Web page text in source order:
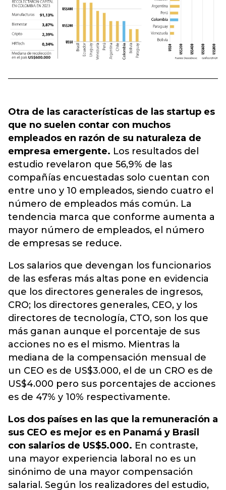
Otra de las características de las startup es
que no suelen contar con muchos
empleados en razón de su naturaleza de
empresa emergente. Los resultados del
estudio revelaron que 56,9% de las
compañías encuestadas solo cuentan con
entre uno y 10 empleados, siendo cuatro el
número de empleados más común. La
tendencia marca que conforme aumenta a
mayor número de empleados, el número
de empresas se reduce.
Los salarios que devengan los funcionarios
de las esferas más altas pone en evidencia
que los directores generales de ingresos,
CRO; los directores generales, CEO, y los
directores de tecnología, CTO, son los que
más ganan aunque el porcentaje de sus
acciones no es el mismo. Mientras la
mediana de la compensación mensual de
un CEO es de US$3.000, el de un CRO es de
US$4.000 pero sus porcentajes de acciones
es de 47% y 10% respectivamente.
Los dos países en las que la remuneración a
sus CEO es mejor es en Panamá y Brasil
con salarios de US$5.000. En contraste,
una mayor experiencia laboral no es un
sinónimo de una mayor compensación
salarial. Según los realizadores del estudio,